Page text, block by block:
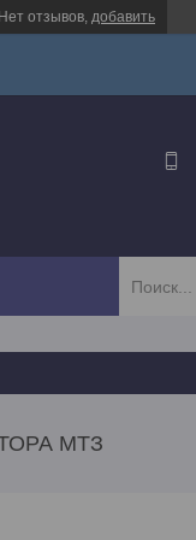
отзывов, добавить
МТЗ